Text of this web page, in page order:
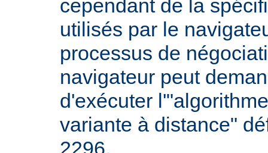
cependant de la
utilisés par le
processus de
navigateur peut
d'exécuter
variante à distance"
2296.